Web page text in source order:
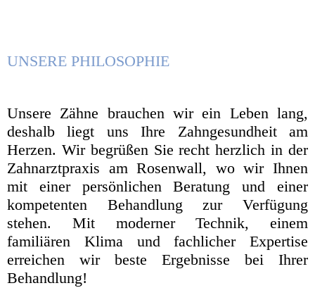
UNSERE PHILOSOPHIE
Unsere Zähne brauchen wir ein Leben lang,
deshalb liegt uns Ihre Zahngesundheit am
Herzen. Wir begrüßen Sie recht herzlich in der
Zahnarztpraxis am Rosenwall, wo wir Ihnen
mit einer persönlichen Beratung und einer
kompetenten Behandlung zur Verfügung
stehen. Mit moderner Technik, einem
familiären Klima und fachlicher Expertise
erreichen wir beste Ergebnisse bei Ihrer
Behandlung!